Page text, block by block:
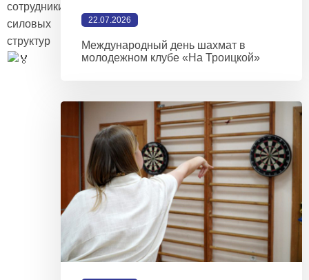
сотрудники
силовых
структур
22.07.2026
Международный день шахмат в
молодежном клубе «На Троицкой»